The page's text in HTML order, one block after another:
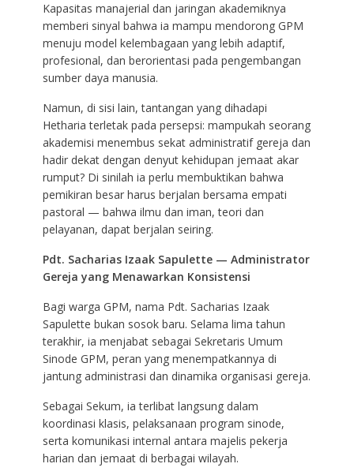
Kapasitas manajerial dan jaringan akademiknya
memberi sinyal bahwa ia mampu mendorong GPM
menuju model kelembagaan yang lebih adaptif,
profesional, dan berorientasi pada pengembangan
sumber daya manusia.
Namun, di sisi lain, tantangan yang dihadapi
Hetharia terletak pada persepsi: mampukah seorang
akademisi menembus sekat administratif gereja dan
hadir dekat dengan denyut kehidupan jemaat akar
rumput? Di sinilah ia perlu membuktikan bahwa
pemikiran besar harus berjalan bersama empati
pastoral — bahwa ilmu dan iman, teori dan
pelayanan, dapat berjalan seiring.
Pdt. Sacharias Izaak Sapulette — Administrator
Gereja yang Menawarkan Konsistensi
Bagi warga GPM, nama Pdt. Sacharias Izaak
Sapulette bukan sosok baru. Selama lima tahun
terakhir, ia menjabat sebagai Sekretaris Umum
Sinode GPM, peran yang menempatkannya di
jantung administrasi dan dinamika organisasi gereja.
Sebagai Sekum, ia terlibat langsung dalam
koordinasi klasis, pelaksanaan program sinode,
serta komunikasi internal antara majelis pekerja
harian dan jemaat di berbagai wilayah.